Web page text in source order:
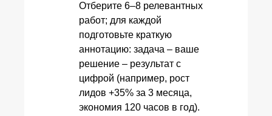
Отберите 6–8 релевантных
работ; для каждой
подготовьте краткую
аннотацию: задача – ваше
решение – результат с
цифрой (например, рост
лидов +35% за 3 месяца,
экономия 120 часов в год).